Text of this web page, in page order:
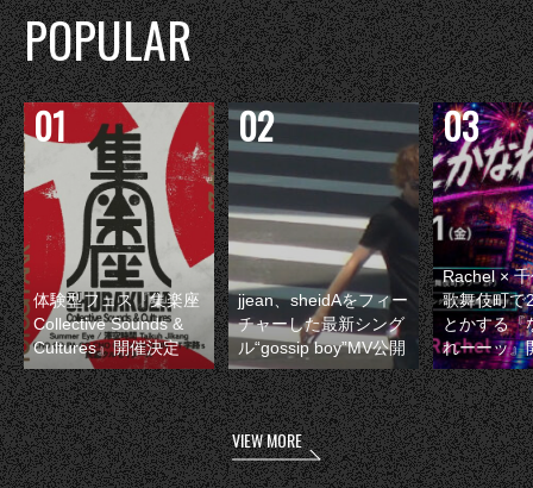
POPULAR
体験型フェス『集楽座
Collective Sounds &
Cultures』開催決定
jjean、sheidAをフィー
チャーした最新シング
ル“gossip boy”MV公開
Rachel ×
歌舞伎町で
とかする『
れーーッ』
VIEW MORE